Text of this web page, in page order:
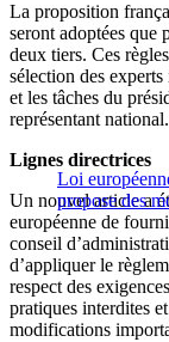
La proposition
seront adoptées que
deux tiers. Ces
sélection des
et les tâches du
représentant national.
Loi
propose des
Lignes directrices
Un nouvel article a
européenne de
conseil
d’appliquer le
respect des
pratiques interdites
modifications